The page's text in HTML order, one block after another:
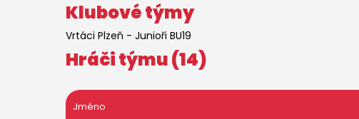
Klubové týmy
Vrtáci Plzeň - Junioři BU19
Hráči týmu (14)
Jméno